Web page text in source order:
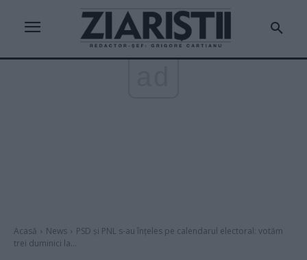
Acasă News
PSD și PNL s-au înțeles pe calendarul electoral: votăm
trei duminici la...